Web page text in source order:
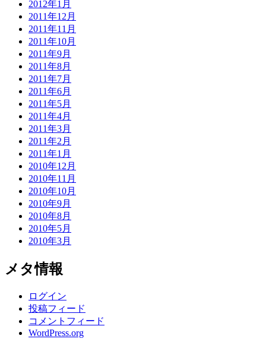
2012年1月
2011年12月
2011年11月
2011年10月
2011年9月
2011年8月
2011年7月
2011年6月
2011年5月
2011年4月
2011年3月
2011年2月
2011年1月
2010年12月
2010年11月
2010年10月
2010年9月
2010年8月
2010年5月
2010年3月
メタ情報
ログイン
投稿フィード
コメントフィード
WordPress.org